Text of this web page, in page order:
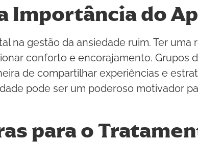
Importância do
na gestão da ansiedade ruim. Ter
conforto e encorajamento. Grupos
de compartilhar experiências e
pode ser um poderoso motivador
para o